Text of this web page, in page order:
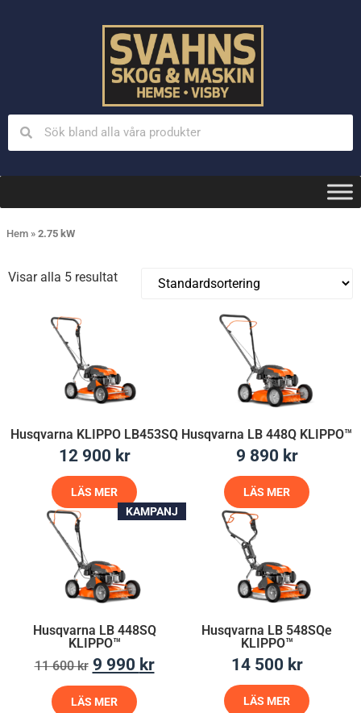
Hem » 2.75 kW
Visar alla 5 resultat
Husqvarna KLIPPO LB453SQ
12 900 kr
LÄS MER
Husqvarna LB 448Q KLIPPO™
9 890 kr
LÄS MER
KAMPANJ
Husqvarna LB 448SQ
KLIPPO™
11 600kr 9 990 kr
LÄS MER
Husqvarna LB 548SQe
KLIPPO™
14 500 kr
LÄS MER